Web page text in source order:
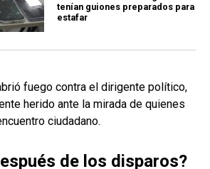
tenían guiones preparados para
estafar
fuego contra el dirigente político,
herido ante la mirada de quienes
ciudadano.
de los disparos?